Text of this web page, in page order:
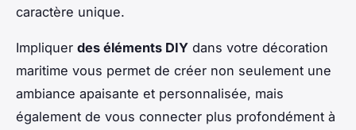
caractère unique.
Impliquer des éléments DIY dans votre décoration
maritime vous permet de créer non seulement une
ambiance apaisante et personnalisée, mais
également de vous connecter plus profondément à